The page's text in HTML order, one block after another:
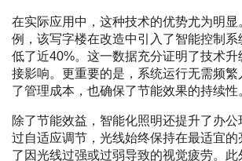
在实际应用中，这种技术的优势尤为明显
例，该写字楼在改造中引入了智能控制系
低了近40%。这一数据充分证明了技术升
接影响。更重要的是，系统运行无需频
了管理成本，也确保了节能效果的持续性
除了节能效益，智能化照明还提升了办公
过自适应调节，光线始终保持在最适宜
了因光线过强或过弱导致的视觉疲劳。